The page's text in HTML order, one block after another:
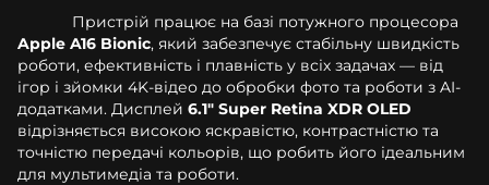
Пристрій працює на базі потужного процесора
Apple A16 Bionic, який забезпечує стабільну швидкість
роботи, ефективність і плавність у всіх задачах — від
ігор і зйомки 4K-відео до обробки фото та роботи з AI-
додатками. Дисплей 6.1" Super Retina XDR OLED
відрізняється високою яскравістю, контрастністю та
точністю передачі кольорів, що робить його ідеальним
для мультимедіа та роботи.